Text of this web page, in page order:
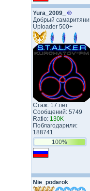
Yura_2009_ ®
Добрый
Uploader 500+
Стаж: 17 лет
Сообщений: 5749
Ratio: 130K
Поблагодарили:
188741
100%
Nie_podarok